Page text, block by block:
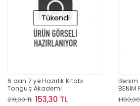
Tükendi
6 dan 7 ye Hazırlık Kitabı
Tonguç Akademi
219,00 TL 153,30 TL
Benim
BENİM